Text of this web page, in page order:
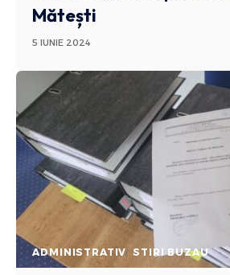
Mătești
5 IUNIE 2024
ADMINISTRATIV STIRI BUZAU